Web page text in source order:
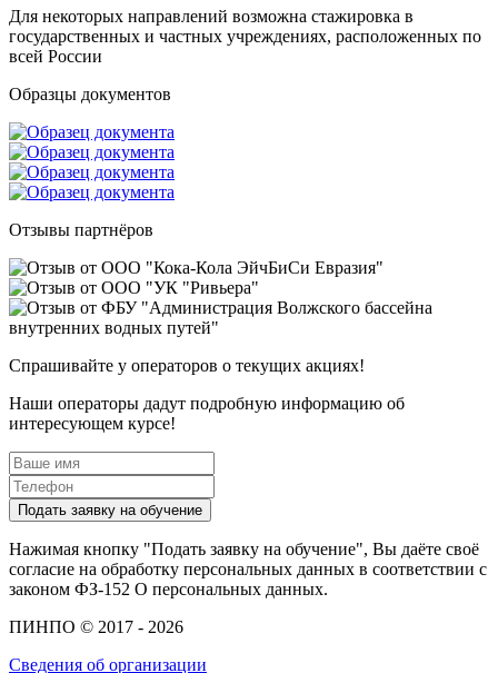
Для некоторых направлений возможна стажировка в
государственных и частных учреждениях, расположенных по
всей России
Образцы документов
Отзывы партнёров
Спрашивайте у операторов о текущих акциях!
Наши операторы дадут подробную информацию об
интересующем курсе!
Подать заявку на обучение
Нажимая кнопку "Подать заявку на обучение", Вы даёте своё
согласие на обработку персональных данных в соответствии с
законом ФЗ-152 О персональных данных.
ПИНПО © 2017 - 2026
Сведения об организации